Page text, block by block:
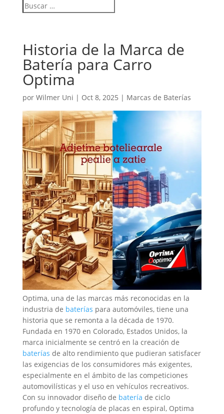
Historia de la Marca de
Batería para Carro
Optima
por Wilmer Uni | Oct 8, 2025 | Marcas de Baterías
Optima, una de las marcas más reconocidas en la
industria de baterías para automóviles, tiene una
historia que se remonta a la década de 1970.
Fundada en 1970 en Colorado, Estados Unidos, la
marca inicialmente se centró en la creación de
baterías de alto rendimiento que pudieran satisfacer
las exigencias de los consumidores más exigentes,
especialmente en el ámbito de las competiciones
automovilísticas y el uso en vehículos recreativos.
Con su innovador diseño de batería de ciclo
profundo y tecnología de placas en espiral, Optima